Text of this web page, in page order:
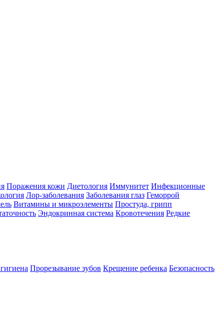
Поражения кожи Диетология Иммунитет Инфекционные
Лор-заболевания Заболевания глаз Геморрой
Витамины и микроэлементы Простуда, грипп
Эндокринная система Кровотечения Редкие
Прорезывание зубов Крещение ребенка Безопасность